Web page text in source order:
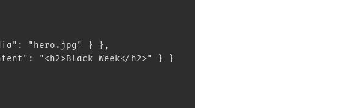
"hero.jpg" } },
Week</h2>" } }